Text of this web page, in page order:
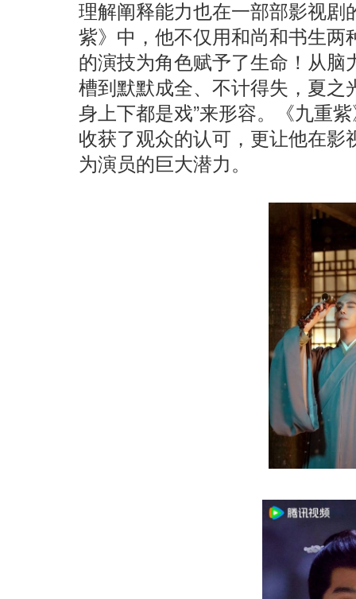
理解阐释能力也在一部部影视
紫》中，他不仅用和尚和书生
的演技为角色赋予了生命！从
槽到默默成全、不计得失，夏之
身上下都是戏”来形容。《九重
收获了观众的认可，更让他在
为演员的巨大潜力。